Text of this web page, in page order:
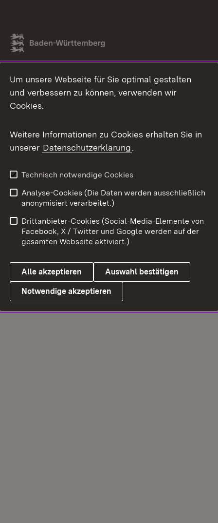
Link zum Landesportal
Um unsere Webseite für Sie optimal gestalten
und verbessern zu können, verwenden wir
Cookies.
Weitere Informationen zu Cookies erhalten Sie in
unserer Datenschutzerklärung.
Technisch notwendige Cookies
Analyse-Cookies (Die Daten werden ausschließlich
anonymisiert verarbeitet.)
Drittanbieter-Cookies (Social-Media-Elemente von
Facebook, X / Twitter und Google werden auf der
gesamten Webseite aktiviert.)
Alle akzeptieren Auswahl bestätigen
Notwendige akzeptieren